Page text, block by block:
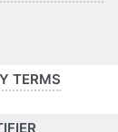
TERMS